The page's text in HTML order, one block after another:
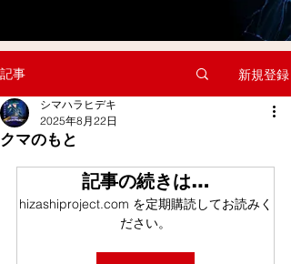
記事 新規登録
クマのもと
シマハラヒデキ
2025年8月22日
記事の続きは…
hizashiproject.com を定期購読してお読みく
ださい。